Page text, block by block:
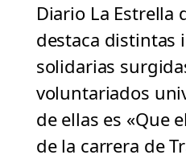
Diario La Estrella
destaca distintas
solidarias
voluntariados
de ellas es «Que
de la carrera de